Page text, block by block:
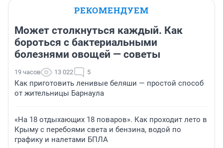
РЕКОМЕНДУЕМ
Может столкнуться каждый. Как
бороться с бактериальными
болезнями овощей — советы
19 часов 13 022 5
Как приготовить ленивые беляши — простой способ
от жительницы Барнаула
«На 18 отдыхающих 18 поваров». Как проходит лето в
Крыму с перебоями света и бензина, водой по
графику и налетами БПЛА